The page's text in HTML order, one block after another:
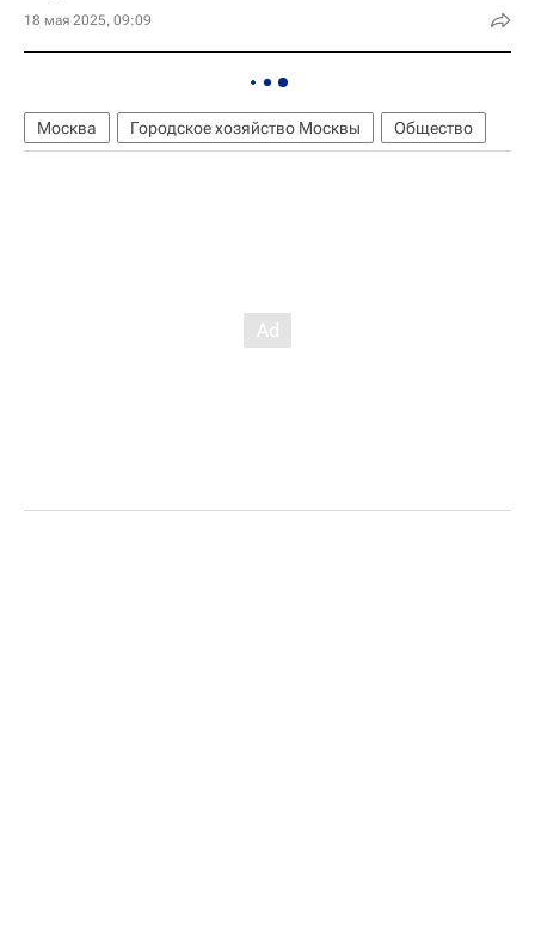
18 мая 2025, 09:09
Москва Городское хозяйство Москвы Общество